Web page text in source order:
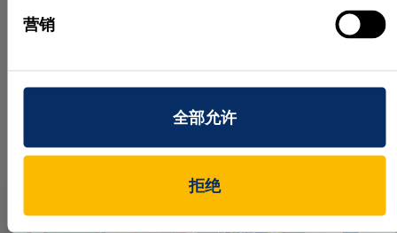
营销
全部允许
拒绝
松下能源株式会社授权使用。
Weitere Stories